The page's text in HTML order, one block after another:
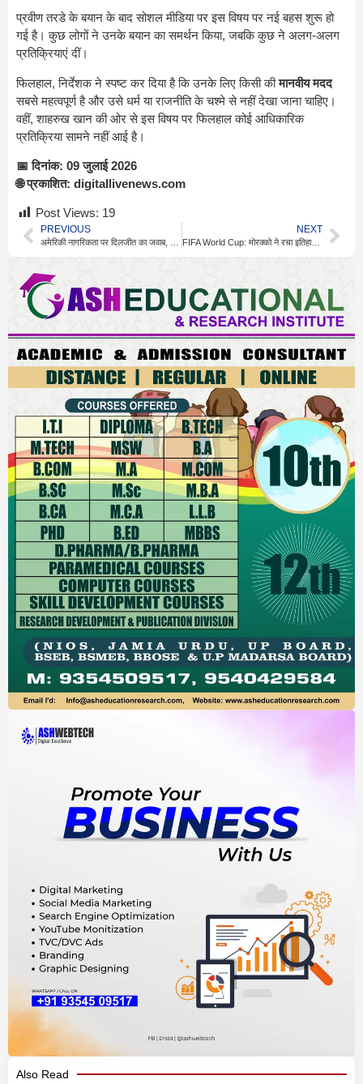
प्रवीण तरडे के बयान के बाद सोशल मीडिया पर इस विषय पर नई बहस शुरू हो
गई है। कुछ लोगों ने उनके बयान का समर्थन किया, जबकि कुछ ने अलग-अलग
प्रतिक्रियाएं दीं।
फिलहाल, निर्देशक ने स्पष्ट कर दिया है कि उनके लिए किसी कीमानवीय मदद
सबसे महत्वपूर्ण है और उसे धर्म या राजनीति के चश्मे से नहीं देखा जाना चाहिए।
वहीं, शाहरुख खान की ओर से इस विषय पर फिलहाल कोई आधिकारिक
प्रतिक्रिया सामने नहीं आई है।
📅 दिनांक: 09 जुलाई 2026
🌐 प्रकाशित: digitallivenews.com
Post Views: 19
PREVIOUS NEXT
FIFA World Cup: मोरक्को ने रचा इतिहास, अफ्रीका की नई पहचान
Also Read